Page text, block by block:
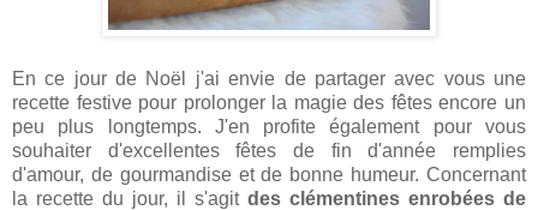
En ce jour de Noël j'ai envie de partager avec vous une
recette festive pour prolonger la magie des fêtes encore un
peu plus longtemps. J'en profite également pour vous
souhaiter d'excellentes fêtes de fin d'année remplies
d'amour, de gourmandise et de bonne humeur. Concernant
la recette du jour, il s'agit des clémentines enrobées de